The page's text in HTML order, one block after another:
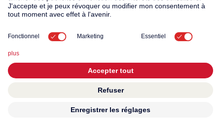
À propos de nous
Conditions generales
Mentions légales
Protection des données